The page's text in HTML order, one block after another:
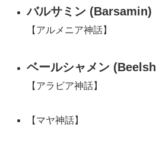
バルサミン (Barsamin)
【アルメニア神話】
ベールシャメン
【アラビア神話】
【マヤ神話】